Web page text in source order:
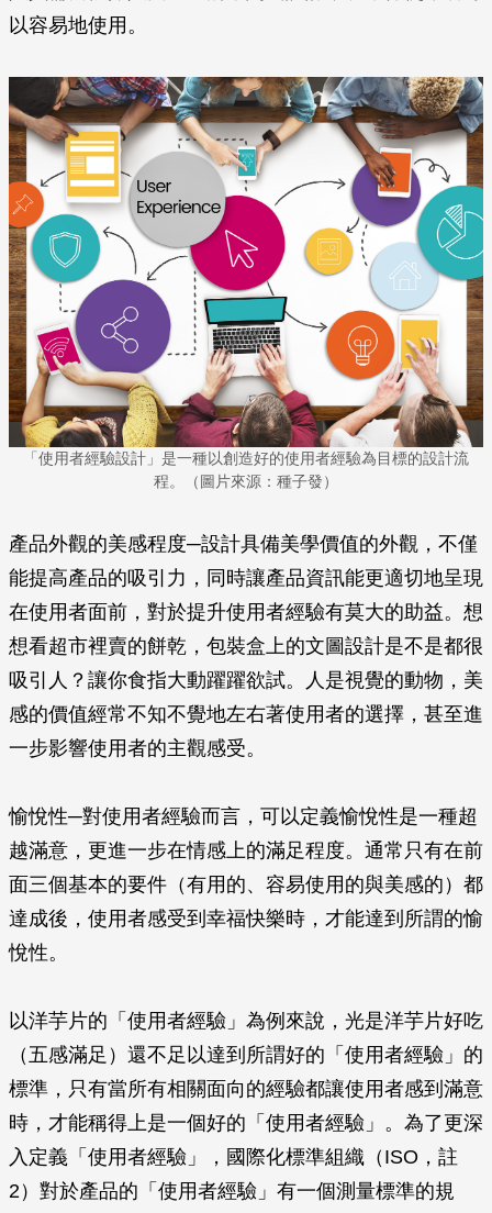
以容易地使用。
「使用者經驗設計」是一種以創造好的使用者經驗為目標的設計流
程。（圖片來源：種子發）
產品外觀的美感程度─設計具備美學價值的外觀，不僅
能提高產品的吸引力，同時讓產品資訊能更適切地呈現
在使用者面前，對於提升使用者經驗有莫大的助益。想
想看超市裡賣的餅乾，包裝盒上的文圖設計是不是都很
吸引人？讓你食指大動躍躍欲試。人是視覺的動物，美
感的價值經常不知不覺地左右著使用者的選擇，甚至進
一步影響使用者的主觀感受。
愉悅性─對使用者經驗而言，可以定義愉悅性是一種超
越滿意，更進一步在情感上的滿足程度。通常只有在前
面三個基本的要件（有用的、容易使用的與美感的）都
達成後，使用者感受到幸福快樂時，才能達到所謂的愉
悅性。
以洋芋片的「使用者經驗」為例來說，光是洋芋片好吃
（五感滿足）還不足以達到所謂好的「使用者經驗」的
標準，只有當所有相關面向的經驗都讓使用者感到滿意
時，才能稱得上是一個好的「使用者經驗」。為了更深
入定義「使用者經驗」，國際化標準組織（ISO，註
2）對於產品的「使用者經驗」有一個測量標準的規